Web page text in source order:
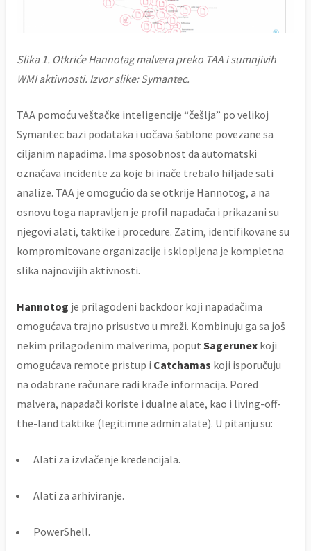
Slika 1. Otkriće Hannotag malvera preko TAA i sumnjivih
WMI aktivnosti. Izvor slike: Symantec.
TAA pomoću veštačke inteligencije “češlja” po velikoj
Symantec bazi podataka i uočava šablone povezane sa
ciljanim napadima. Ima sposobnost da automatski
označava incidente za koje bi inače trebalo hiljade sati
analize. TAA je omogućio da se otkrije Hannotog, a na
osnovu toga napravljen je profil napadača i prikazani su
njegovi alati, taktike i procedure. Zatim, identifikovane su
kompromitovane organizacije i sklopljena je kompletna
slika najnovijih aktivnosti.
Hannotog je prilagođeni backdoor koji napadačima
omogućava trajno prisustvo u mreži. Kombinuju ga sa još
nekim prilagođenim malverima, poput Sagerunex koji
omogućava remote pristup i Catchamas koji isporučuju
na odabrane računare radi krađe informacija. Pored
malvera, napadači koriste i dualne alate, kao i living-off-
the-land taktike (legitimne admin alate). U pitanju su:
Alati za izvlačenje kredencijala.
Alati za arhiviranje.
PowerShell.